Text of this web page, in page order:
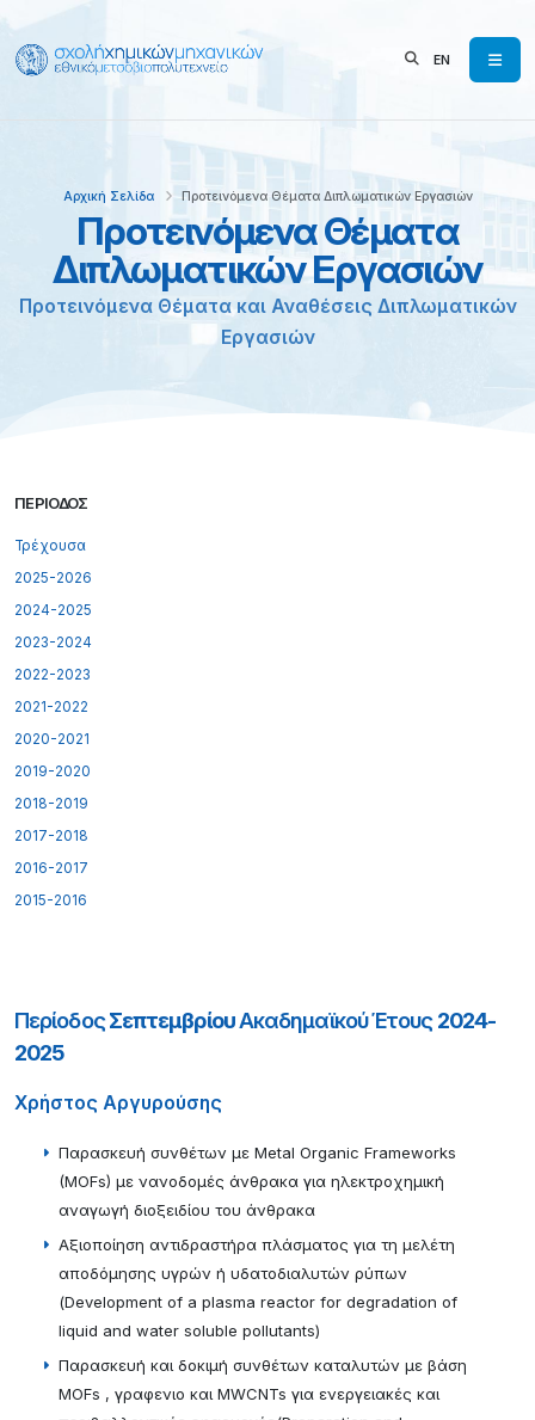
EN
Προτεινόμενα Θέματα
Διπλωματικών Εργασιών
Προτεινόμενα Θέματα και Αναθέσεις Διπλωματικών
Εργασιών
Αρχική Σελίδα Προτεινόμενα Θέματα Διπλωματικών Εργασιών
ΠΕΡΙΌΔΟΣ
Τρέχουσα
2025-2026
2024-2025
2023-2024
2022-2023
2021-2022
2020-2021
2019-2020
2018-2019
2017-2018
2016-2017
2015-2016
ΠερίοδοςΣεπτεμβρίουΑκαδημαϊκού Έτους2024-
2025
Χρήστος Αργυρούσης
Παρασκευή συνθέτων με Metal Organic Frameworks
(MOFs) με νανοδομές άνθρακα για ηλεκτροχημική
αναγωγή διοξειδίου του άνθρακα
Αξιοποίηση αντιδραστήρα πλάσματος για τη μελέτη
αποδόμησης υγρών ή υδατοδιαλυτών ρύπων
(Development of a plasma reactor for degradation of
liquid and water soluble pollutants)
Παρασκευή και δοκιμή συνθέτων καταλυτών με βάση
MOFs , γραφενιο και MWCNTs για ενεργειακές και